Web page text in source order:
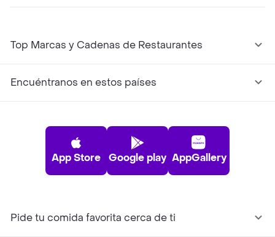
Top Marcas y Cadenas de Restaurantes
Encuéntranos en estos países
App Store Google play AppGallery
Pide tu comida favorita cerca de ti